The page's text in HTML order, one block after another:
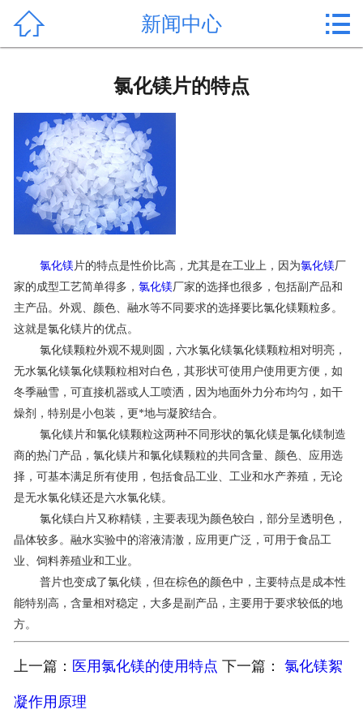
作用用途
行业动态
常见问题
联系我们
 新闻中心 
氯化镁片的特点
氯化镁 片的特点是性价比高，尤其是在工业上，因为氯化镁厂
家的成型工艺简单得多， 氯化镁厂家的选择也很多，包括副产品和
主产品。外观、颜色、融水等不同要求的选择要比氯化镁颗粒多。
这就是氯化镁片的优点。
氯化镁颗粒外观不规则圆，六水氯化镁氯化镁颗粒相对明亮，
无水氯化镁氯化镁颗粒相对白色，其形状可使用户使用更方便，如
冬季融雪，可直接机器或人工喷洒，因为地面外力分布均匀，如干
燥剂，特别是小包装，更*地与凝胶结合。
氯化镁片和氯化镁颗粒这两种不同形状的氯化镁是氯化镁制造
商的热门产品，氯化镁片和氯化镁颗粒的共同含量、颜色、应用选
择，可基本满足所有使用，包括食品工业、工业和水产养殖，无论
是无水氯化镁还是六水氯化镁。
氯化镁白片又称精镁，主要表现为颜色较白，部分呈透明色，
晶体较多。融水实验中的溶液清澈，应用更广泛，可用于食品工
业、饲料养殖业和工业。
普片也变成了氯化镁，但在棕色的颜色中，主要特点是成本性
能特别高，含量相对稳定，大多是副产品，主要用于要求较低的地
方。
上一篇： 医用氯化镁的使用特点 下一篇： 氯化镁絮
凝作用原理